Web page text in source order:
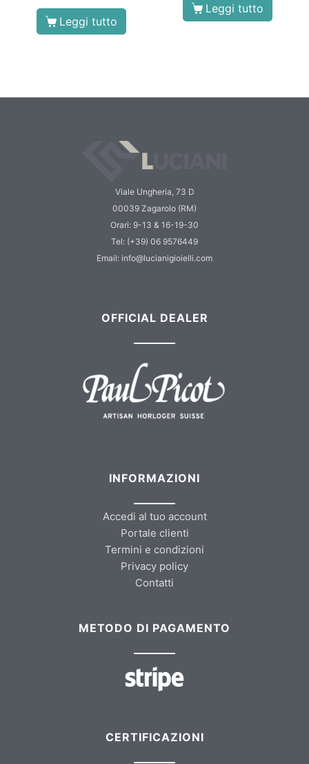
Leggi tutto
Leggi tutto
Viale Ungheria, 73 D
00039 Zagarolo (RM)
Orari: 9-13 & 16-19-30
Tel: (+39) 06 9576449
Email: info@lucianigioielli.com
OFFICIAL DEALER
INFORMAZIONI
Accedi al tuo account
Portale clienti
Termini e condizioni
Privacy policy
Contatti
METODO DI PAGAMENTO
CERTIFICAZIONI